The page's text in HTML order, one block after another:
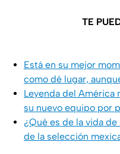
TE
Está en su mejor
como dé lugar,
Leyenda del América
su nuevo equipo por
¿Qué es de la vida
de la selección